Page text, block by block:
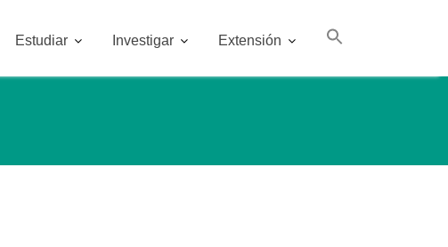
Estudiar Investigar Extensión